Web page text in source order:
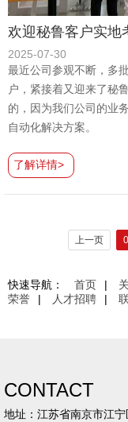
欢迎秘鲁客户实地
2025-07-30
最近公司参观不断，多
户，紧接着又迎来了秘
的，因为我们公司的业
自动化解决方案。
了解详情>
上一页 0
快速导航： 首页 |
荣誉
| 人才招聘 |
CONTACT
地址：江苏省南京市江